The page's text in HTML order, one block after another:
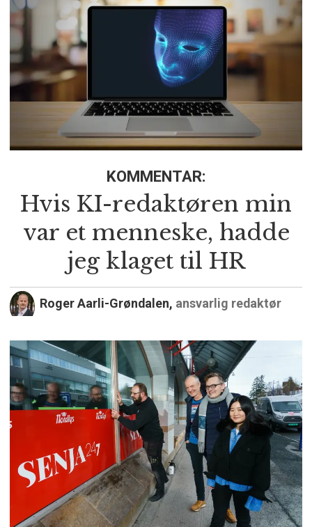
KOMMENTAR:
Hvis KI-redaktøren min
var et menneske, hadde
jeg klaget til HR
Roger Aarli-Grøndalen, ansvarlig redaktør